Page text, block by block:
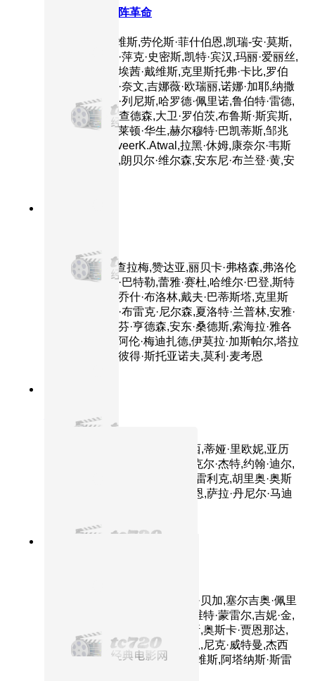
黑客帝国3：矩阵革命
主演：基努·里维斯,劳伦斯·菲什伯恩,凯瑞-安·莫斯,
雨果·维文,贾达·萍克·史密斯,凯特·宾汉,玛丽·爱丽丝,
莫妮卡·贝鲁奇,埃茜·戴维斯,克里斯托弗·卡比,罗伯
特·马莫内,罗宾·奈文,吉娜薇·欧瑞丽,诺娜·加耶,纳撒
尼尔·利斯,哈里·列尼斯,哈罗德·佩里诺,鲁伯特·雷德,
凯文·迈克尔·理查德森,大卫·罗伯茨,布鲁斯·斯宾斯,
吉娜·托瑞斯,克莱顿·华生,赫尔穆特·巴凯蒂斯,邹兆
龙,乔·曼宁,TanveerK.Atwal,拉黑·休姆,康奈尔·韦斯
特,伯纳德·怀特,朗贝尔·维尔森,安东尼·布兰登·黄,安
主演：提莫西·查拉梅,赞达亚,丽贝卡·弗格森,弗洛伦
丝·皮尤,奥斯汀·巴特勒,蕾雅·赛杜,哈维尔·巴登,斯特
兰·斯卡斯加德,乔什·布洛林,戴夫·巴蒂斯塔,克里斯
托弗·沃肯,蒂姆·布雷克·尼尔森,夏洛特·兰普林,安雅·
泰勒-乔伊,斯蒂芬·亨德森,安东·桑德斯,索海拉·雅各
布,特雷茜库根,阿伦·梅迪扎德,伊莫拉·加斯帕尔,塔拉
·布雷思纳克,小彼得·斯托亚诺夫,莫利·麦考恩
侏罗纪公园3
主演：山姆·尼尔,威廉姆·H·梅西,蒂娅·里欧妮,亚历
桑德罗·尼沃拉,特拉沃·摩根,迈克尔·杰特,约翰·迪尔,
劳拉·邓恩,泰勒·尼科斯,马克·哈雷利克,胡里奥·奥斯
卡·门乔索,布莱克·迈克尔·布莱恩,萨拉·丹尼尔·马迪
主演：西尔维斯特·史泰龙,帕斯·贝加,塞尔吉奥·佩里
斯-门切塔,艾德里安娜·巴拉扎,维特·蒙雷尔,吉妮·金,
华金·科西奥,帕斯卡西奥·洛佩斯,奥斯卡·贾恩那达,
亚历山大·迪米特罗夫,亚伦·科恩,尼克·威特曼,杰西
卡·马德森,路易·曼迪勒,欧文·戴维斯,阿塔纳斯·斯雷